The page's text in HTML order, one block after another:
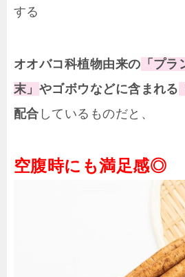
する
オオバコ科植物由来の 「プ
末」 やゴボウなどに含まれる
配合 しているものだと、
空腹時にも満足感◎